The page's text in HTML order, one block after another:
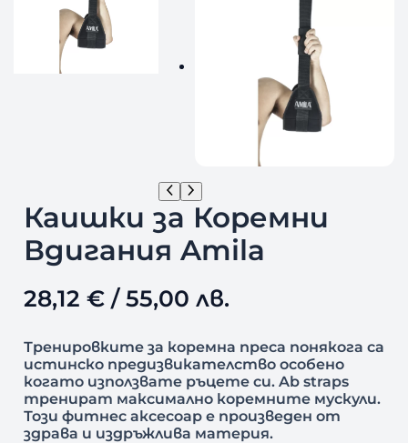
Каишки за Коремни
Вдигания Amila
28,12 €/ 55,00 лв.
Тренировките за коремна преса понякога са
истинско предизвикателство особено
когато използвате ръцете си. Ab straps
тренират максимално коремните мускули.
Този фитнес аксесоар е произведен от
здрава и издръжлива материя.